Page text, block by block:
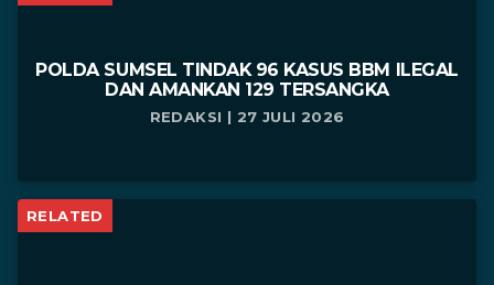
POLDA SUMSEL TINDAK 96 KASUS BBM ILEGAL
DAN AMANKAN 129 TERSANGKA
REDAKSI | 27 JULI 2026
RELATED